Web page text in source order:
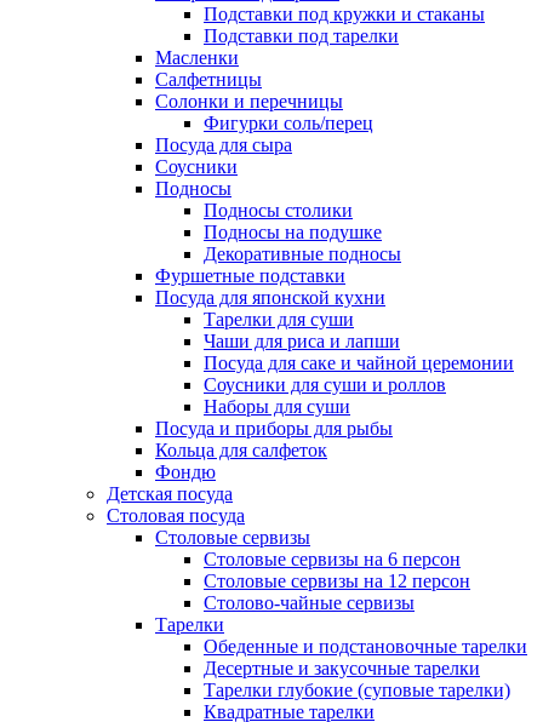
Подставки под кружки и стаканы
Подставки под тарелки
Масленки
Салфетницы
Солонки и перечницы
Фигурки соль/перец
Посуда для сыра
Соусники
Подносы
Подносы столики
Подносы на подушке
Декоративные подносы
Фуршетные подставки
Посуда для японской кухни
Тарелки для суши
Чаши для риса и лапши
Посуда для саке и чайной церемонии
Соусники для суши и роллов
Наборы для суши
Посуда и приборы для рыбы
Кольца для салфеток
Фондю
Детская посуда
Столовая посуда
Столовые сервизы
Столовые сервизы на 6 персон
Столовые сервизы на 12 персон
Столово-чайные сервизы
Тарелки
Обеденные и подстановочные тарелки
Десертные и закусочные тарелки
Тарелки глубокие (суповые тарелки)
Квадратные тарелки